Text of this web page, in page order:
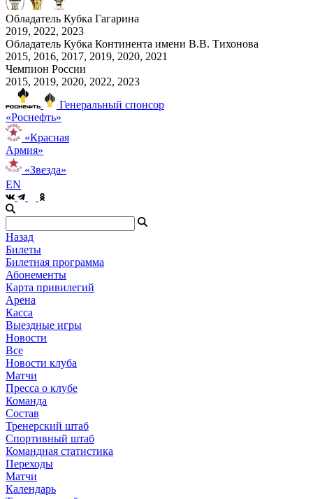
Обладатель Кубка Гагарина
2019, 2022, 2023
Обладатель Кубка Континента имени В.В. Тихонова
2015, 2016, 2017, 2019, 2020, 2021
Чемпион России
2015, 2019, 2020, 2022, 2023
Генеральный спонсор
«Роснефть»
«Красная
Армия»
«Звезда»
EN
Назад
Билеты
Билетная программа
Абонементы
Карта привилегий
Арена
Касса
Выездные игры
Новости
Все
Новости клуба
Матчи
Пресса о клубе
Команда
Состав
Тренерский штаб
Спортивный штаб
Командная статистика
Переходы
Матчи
Календарь